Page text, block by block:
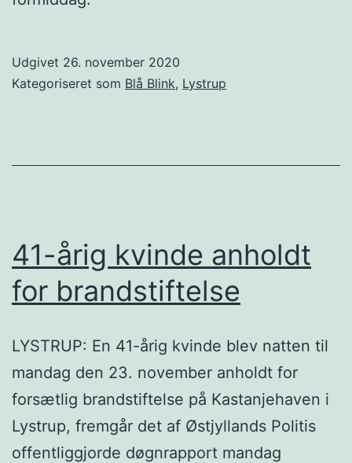
Udgivet 26. november 2020
Kategoriseret som Blå Blink, Lystrup
41-årig kvinde anholdt
for brandstiftelse
LYSTRUP: En 41-årig kvinde blev natten til
mandag den 23. november anholdt for
forsætlig brandstiftelse på Kastanjehaven i
Lystrup, fremgår det af Østjyllands Politis
offentliggjorde døgnrapport mandag